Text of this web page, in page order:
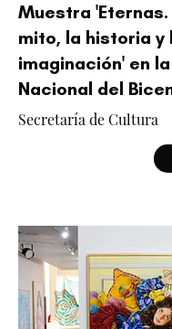
Muestra
mito, la historia y
imaginación' en
Nacional del
Secretaría de Cultura